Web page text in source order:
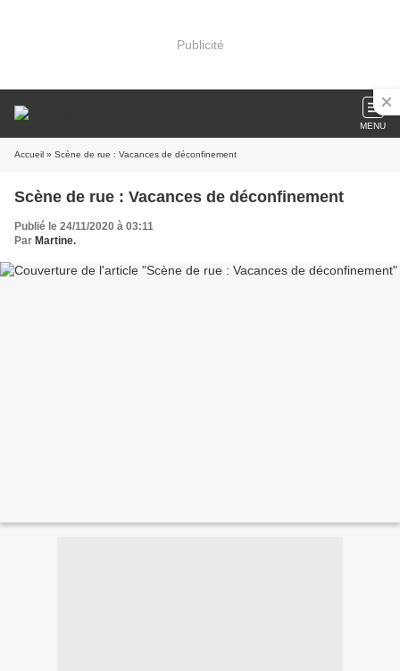
Publicité
MENU
Accueil » Scène de rue : Vacances de déconfinement
Scène de rue : Vacances de déconfinement
Publié le 24/11/2020 à 03:11
Par Martine.